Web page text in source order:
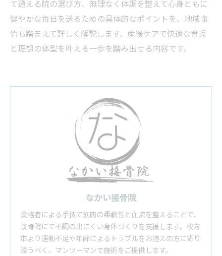
て通える院の選び方、無理なく体調を整えて心身ともに
健やかな毎日を送るための具体的なポイントを、地域事
情も踏まえて詳しく解説します。産後ケアで快適な育児
と理想の体型を叶える一歩を踏み出せる内容です。
なかい接骨院
資格者による手技で筋肉の柔軟性と血流を整えることで、
接骨院にて不調の出にくい身体づくりを支援します。枚方
市より運動不足や年齢によるトラブルをお抱えの方に寄り
添うべく、マンツーマンで施術をご提供します。